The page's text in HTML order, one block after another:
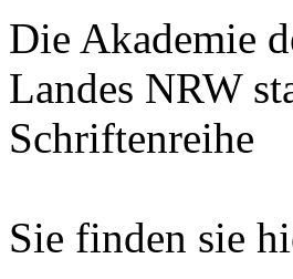
Die Akademie
Landes NRW
Schriftenreihe
Sie finden sie